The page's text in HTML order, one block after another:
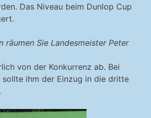
Das Niveau beim Dunlop Cup
räumen Sie Landesmeister Peter
von der Konkurrenz ab. Bei
ihm der Einzug in die dritte